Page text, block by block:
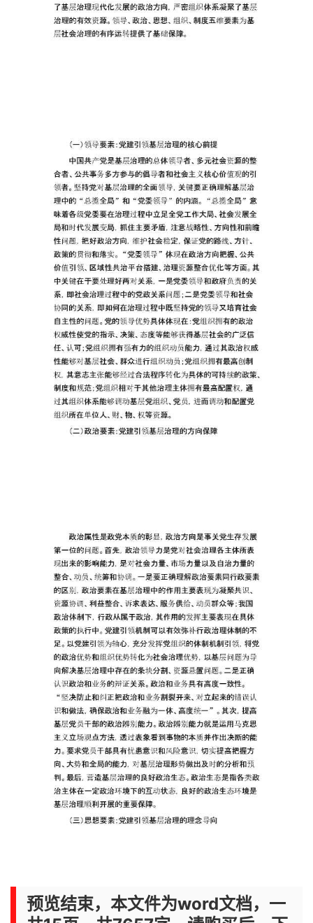
预览结束，本文件为word文档，一